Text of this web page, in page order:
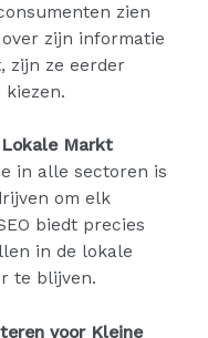
zien
zijn informatie
zijn ze eerder
kiezen.
Markt
in alle sectoren is
om elk
biedt precies
in de lokale
te blijven.
voor Kleine